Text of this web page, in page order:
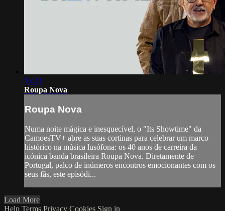
15:21
Roupa Nova
Roupa Nova
Numa noite mágica e inesquecível, o "Its Showtime" da
CamoesTV+ abre as suas cortinas para celebrar um marco
histórico na música lusófona: os 40 anos de carreira da
icónica banda brasileira Roupa Nova. Diretamente de
Portugal, palco de inúmeros encontros emocionantes com os
seus fãs, este episódi...
Load More
Help Terms Privacy Cookies Sign in